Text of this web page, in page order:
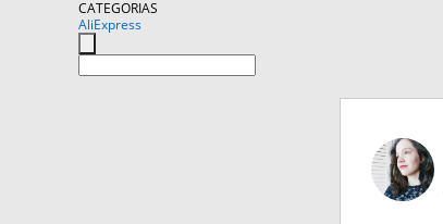
CATEGORIAS
AliExpress